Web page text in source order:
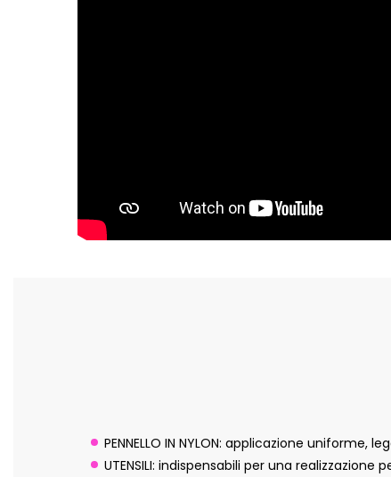
PENNELLO IN NYLON: applicazione
UTENSILI: indispensabili per una realizzazione